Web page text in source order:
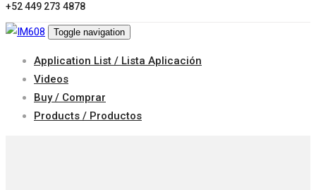
+52 449 273 4878
Toggle navigation
Application List / Lista Aplicación
Videos
Buy / Comprar
Products / Productos